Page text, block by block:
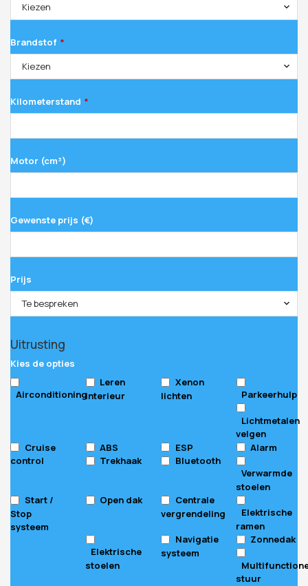
Kiezen
Brandstof *
Kiezen
Kilometerstand *
Motor (cm³)
Gewenste prijs (€)
Prijs
Te bespreken
Uitrusting
Kies de opties
Airconditioning
Leren
interieur
Xenon
lichten
Parkeerhulp
Lichtmetalen
velgen
Cruise
control
ABS ESP
Alarm
Trekhaak
Bluetooth
Verwarmde
stoelen
Start /
Stop
systeem
Open dak
Centrale
vergrendeling
Elektrische
ramen
Elektrische
stoelen
Navigatie
systeem
Zonnedak
stuur